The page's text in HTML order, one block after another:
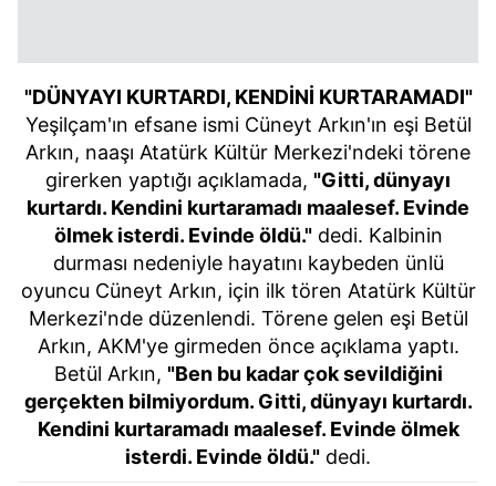
"DÜNYAYI KURTARDI, KENDİNİ KURTARAMADI"
Yeşilçam'ın efsane ismi Cüneyt Arkın'ın eşi Betül
Arkın, naaşı Atatürk Kültür Merkezi'ndeki törene
girerken yaptığı açıklamada, "Gitti, dünyayı
kurtardı. Kendini kurtaramadı maalesef. Evinde
ölmek isterdi. Evinde öldü."dedi. Kalbinin
durması nedeniyle hayatını kaybeden ünlü
oyuncu Cüneyt Arkın, için ilk tören Atatürk Kültür
Merkezi'nde düzenlendi. Törene gelen eşi Betül
Arkın, AKM'ye girmeden önce açıklama yaptı.
Betül Arkın, "Ben bu kadar çok sevildiğini
gerçekten bilmiyordum. Gitti, dünyayı kurtardı.
Kendini kurtaramadı maalesef. Evinde ölmek
isterdi. Evinde öldü." dedi.